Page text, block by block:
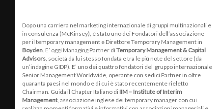
Dopo una carriera nel marketing internazionale di gruppi multinazionali e
in consulenza (McKinsey), è stato uno dei Fondatori dell’associazione
per il temporary management e Direttore Temporary Management in
Boyden. E’ oggi Managing Partner diTemporary Management & Capital
Advisors, società da lui stesso fondata e tra le più note del settore (da
un’indagine GIDP). E’ uno dei quattro fondatori del gruppo internazionale
Senior Management Worldwide, operante con sedici Partner in oltre
quaranta paesi nel mondo e di cui è stato recentemente rieletto
Chairman. Guida il Chapter Italiano di IIM – Institute of Interim
Management, associazione inglese dei temporary manager con cui